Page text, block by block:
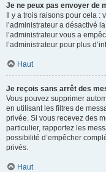
Je ne peux pas envoyer de
Il y a trois raisons pour cela :
l’administrateur a désactivé
l’administrateur vous a
l’administrateur pour plus
Haut
Je reçois sans arrêt des
Vous pouvez supprimer
en utilisant les filtres de
privée. Si vous recevez des
particulier, rapportez les
possibilité d’empêcher
privés.
Haut